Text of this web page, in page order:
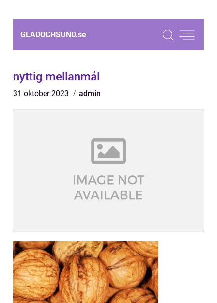
GLADOCHSUND.se
nyttig mellanmål
31 oktober 2023 admin